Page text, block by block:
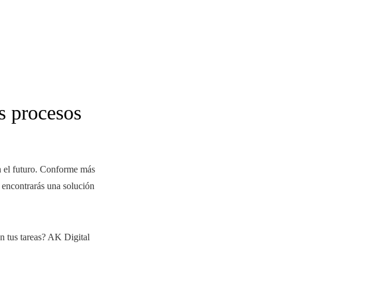
el futuro. Conforme más
encontrarás una solución
tus tareas? AK Digital